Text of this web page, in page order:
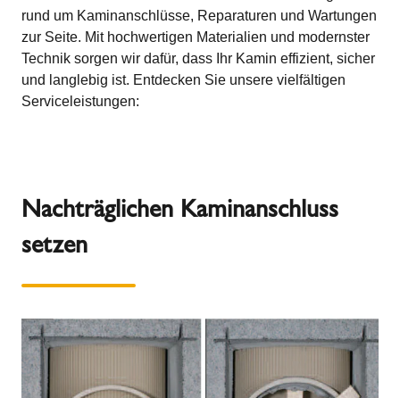
rund um Kaminanschlüsse, Reparaturen und Wartungen
zur Seite. Mit hochwertigen Materialien und modernster
Technik sorgen wir dafür, dass Ihr Kamin effizient, sicher
und langlebig ist. Entdecken Sie unsere vielfältigen
Serviceleistungen:
Nachträglichen Kaminanschluss
setzen